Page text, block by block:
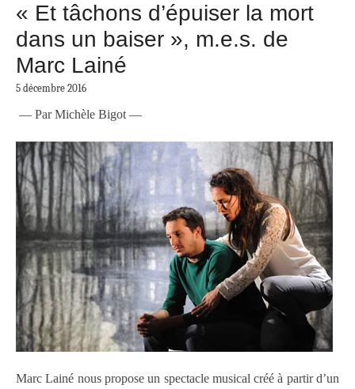
« Et tâchons d’épuiser la mort
dans un baiser », m.e.s. de
Marc Lainé
5 décembre 2016
— Par Michèle Bigot —
Marc Lainé nous propose un spectacle musical créé à partir d’un